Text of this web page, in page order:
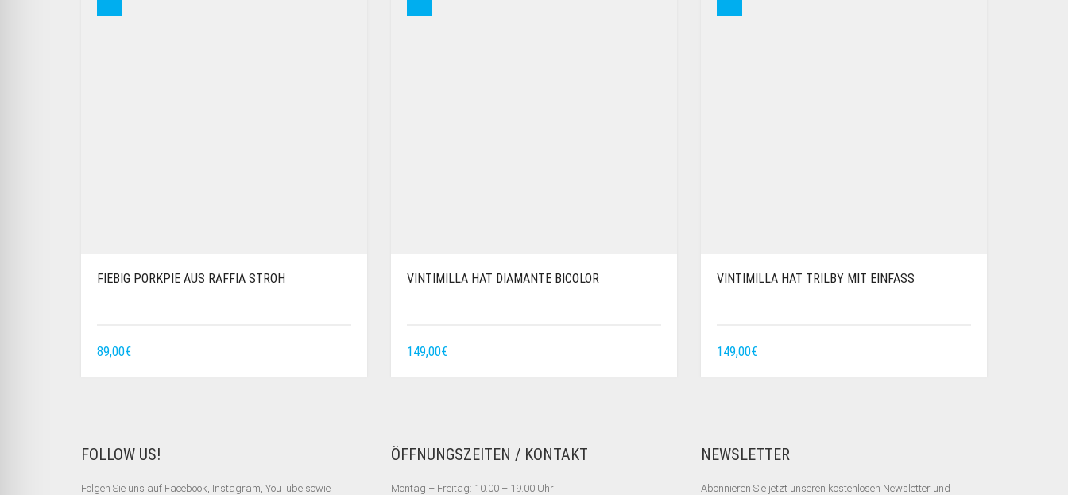
FIEBIG PORKPIE AUS RAFFIA STROH
89,00€
VINTIMILLA HAT DIAMANTE BICOLOR
149,00€
VINTIMILLA HAT TRILBY MIT EINFASS
149,00€
FOLLOW US!
Folgen Sie uns auf Facebook, Instagram, YouTube sowie
ÖFFNUNGSZEITEN / KONTAKT
Montag – Freitag: 10.00 – 19.00 Uhr
NEWSLETTER
Abonnieren Sie jetzt unseren kostenlosen Newsletter und